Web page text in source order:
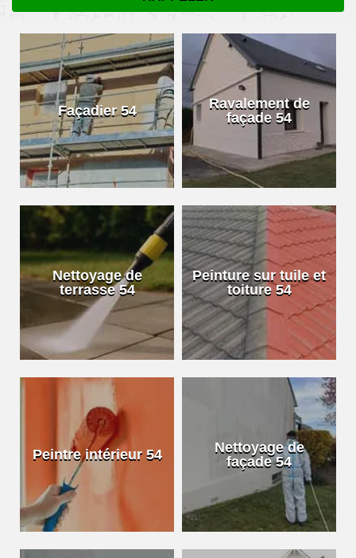
Façadier 54
Ravalement de
façade 54
Nettoyage de
terrasse 54
Peinture sur tuile et
toiture 54
Peintre intérieur 54
Nettoyage de
façade 54